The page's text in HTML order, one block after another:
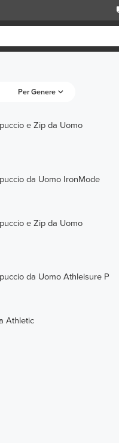
Per Genere
e Zip da Uomo
da Uomo IronMode
e Zip da Uomo
da Uomo Athleisure P
Athletic